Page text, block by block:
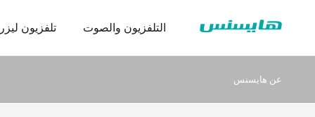
التلفزيون والصوت تلفزيون ليزر
عن هايسنس